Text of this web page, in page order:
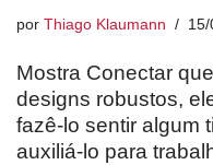
por Thiago Klaumann 15/
Mostra Conectar
designs robustos,
fazê-lo sentir algum
auxiliá-lo para